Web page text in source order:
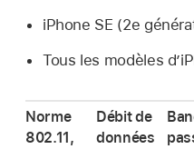
iPhone SE (2e
Tous les modèles d’
Norme
802.11,
Débit de
données